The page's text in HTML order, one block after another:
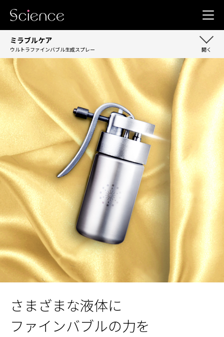
ミラブルケア
ウルトラファインバブル生成スプレー
さまざまな液体に
ファインバブルの力を